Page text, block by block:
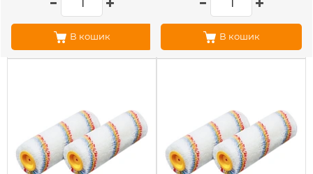
В кошик В кошик